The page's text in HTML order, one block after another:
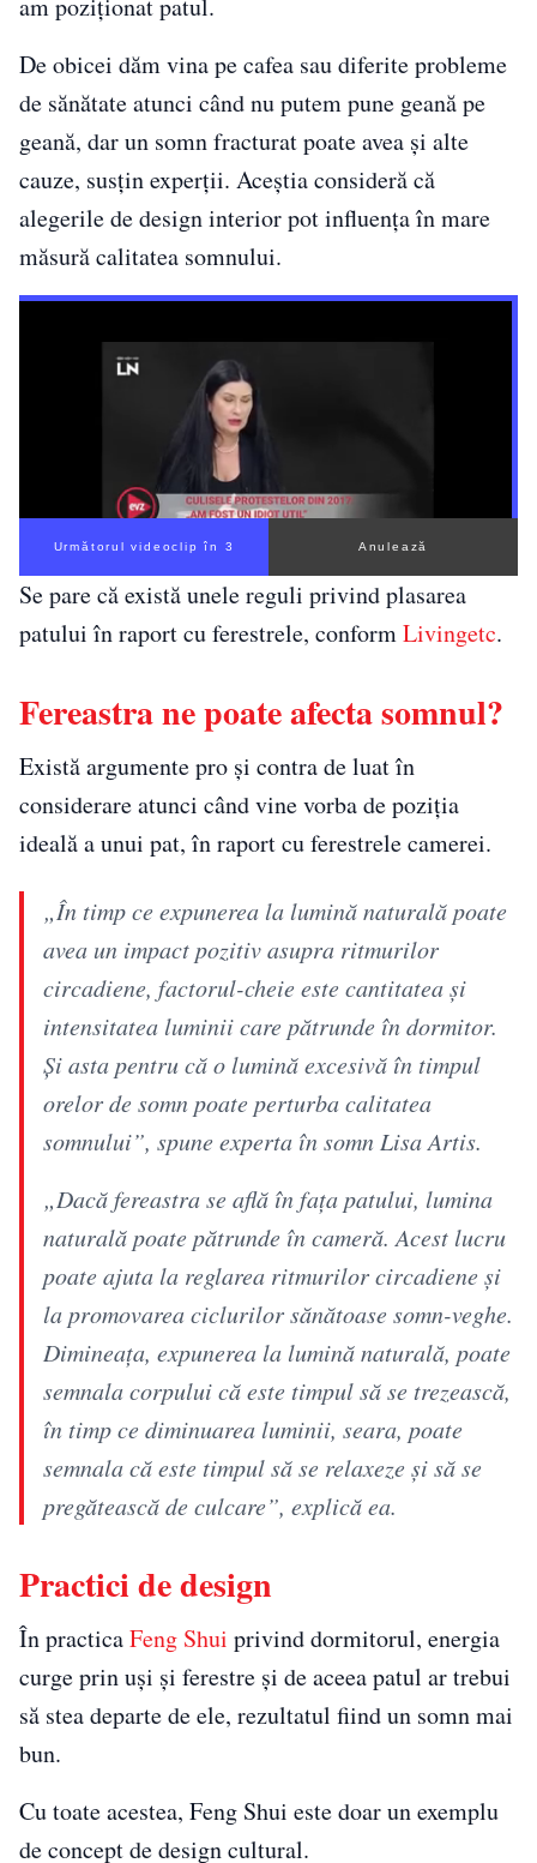
De obicei dăm vina pe cafea sau diferite probleme
de sănătate atunci când nu putem pune geană pe
geană, dar un somn fracturat poate avea și alte
cauze, susțin experții. Aceștia consideră că
alegerile de design interior pot influența în mare
măsură calitatea somnului.
Următorul videoclip în 2 Anulează
Se pare că există unele reguli privind plasarea
patului în raport cu ferestrele, conformLivingetc.
Fereastra ne poate afecta somnul?
Există argumente pro și contra de luat în
considerare atunci când vine vorba de poziția
ideală a unui pat, în raport cu ferestrele camerei.
„În timp ce expunerea la lumină naturală poate
avea un impact pozitiv asupra ritmurilor
circadiene, factorul-cheie este cantitatea și
intensitatea luminii care pătrunde în dormitor.
Și asta pentru că o lumină excesivă în timpul
orelor de somn poate perturba calitatea
somnului”, spune experta în somn Lisa Artis.
„Dacă fereastra se află în fața patului, lumina
naturală poate pătrunde în cameră. Acest lucru
poate ajuta la reglarea ritmurilor circadiene și
la promovarea ciclurilor sănătoase somn-veghe.
Dimineața, expunerea la lumină naturală, poate
semnala corpului că este timpul să se trezească,
în timp ce diminuarea luminii, seara, poate
semnala că este timpul să se relaxeze și să se
pregătească de culcare”, explică ea.
Practici de design
În practicaFeng Shui privind dormitorul, energia
curge prin uși și ferestre și de aceea patul ar trebui
să stea departe de ele, rezultatul fiind un somn mai
bun.
Cu toate acestea, Feng Shui este doar un exemplu
de concept de design cultural.